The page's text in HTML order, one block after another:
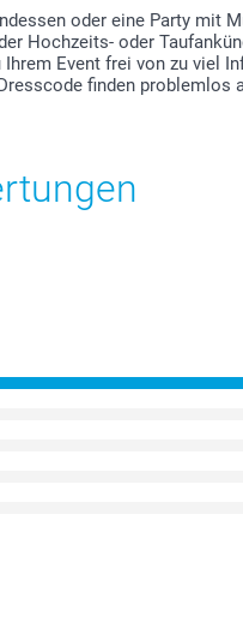
oder eine Party mit
Hochzeits- oder
Event frei von zu viel
finden problemlos